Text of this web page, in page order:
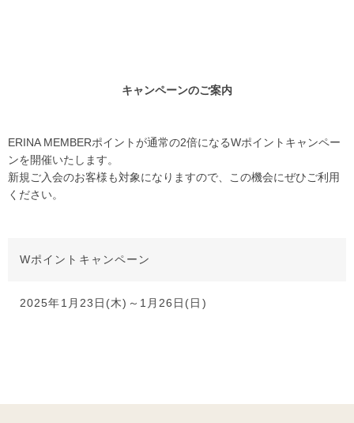
キャンペーンのご案内
ERINA MEMBERポイントが通常の2倍になるWポイントキャンペー
ンを開催いたします。
新規ご入会のお客様も対象になりますので、この機会にぜひご利用
ください。
Wポイントキャンペーン
2025年1月23日(木)～1月26日(日)